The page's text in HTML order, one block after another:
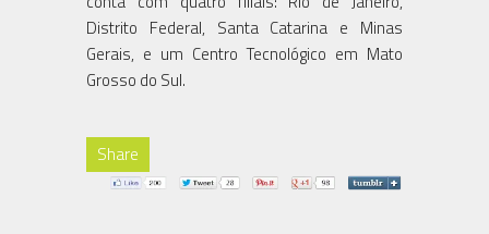
Distrito Federal, Santa Catarina e Minas
Gerais, e um Centro Tecnológico em Mato
Grosso do Sul.
Share